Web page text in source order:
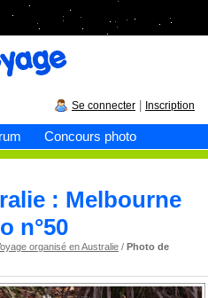
Concours photo
Se connecter Inscription
: Melbourne
n°50
organisé en Australie /Photo de